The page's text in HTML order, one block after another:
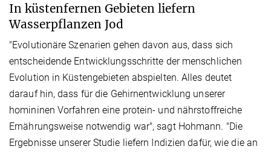
In küstenfernen Gebieten liefern
Wasserpflanzen Jod
"Evolutionäre Szenarien gehen davon aus, dass sich
entscheidende Entwicklungsschritte der menschlichen
Evolution in Küstengebieten abspielten. Alles deutet
darauf hin, dass für die Gehirnentwicklung unserer
homininen Vorfahren eine protein- und nährstoffreiche
Ernährungsweise notwendig war", sagt Hohmann. "Die
Ergebnisse unserer Studie liefern Indizien dafür, wie die an